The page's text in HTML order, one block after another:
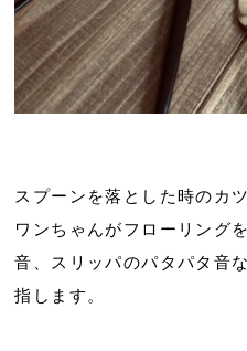
スプーンを落とした時のカ
ワンちゃんがフローリング
音、スリッパのパタパタ音
指します。